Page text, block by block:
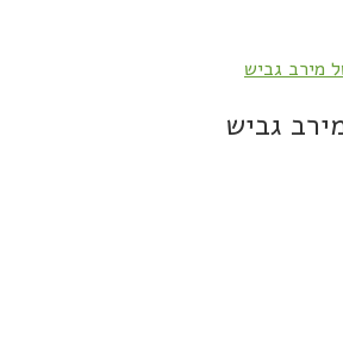
גביש